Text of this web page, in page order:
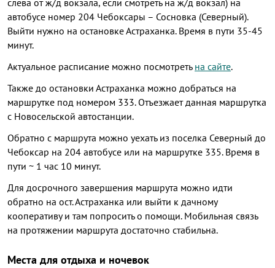
слева от ж/д вокзала, если смотреть на ж/д вокзал) на
автобусе номер 204 Чебоксары – Сосновка (Северный).
Выйти нужно на остановке Астраханка. Время в пути 35-45
минут.
Актуальное расписание можно посмотреть на сайте.
Также до остановки Астраханка можно добраться на
маршрутке под номером 333. Отъезжает данная маршрутка
с Новосельской автостанции.
Обратно с маршрута можно уехать из поселка Северный до
Чебоксар на 204 автобусе или на маршрутке 335. Время в
пути ~ 1 час 10 минут.
Для досрочного завершения маршрута можно идти
обратно на ост. Астраханка или выйти к дачному
кооперативу и там попросить о помощи. Мобильная связь
на протяжении маршрута достаточно стабильна.
Места для отдыха и ночевок